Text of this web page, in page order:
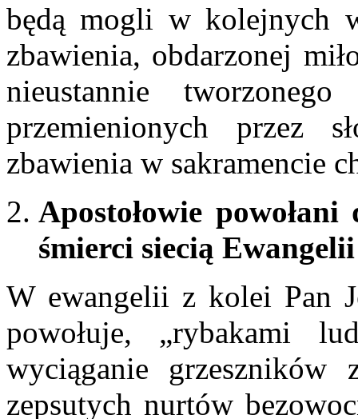
będą mogli w kolejnych
zbawienia, obdarzonej
nieustannie
przemienionych przez
zbawienia w sakramencie
Apostołowie
śmierci siecią Ewangelii
W ewangelii z kolei Pan
powołuje, „rybakami
wyciąganie
zepsutych nurtów